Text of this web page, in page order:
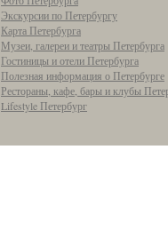
Экскурсии по Петербургу
Карта Петербурга
Музеи, галереи и театры Петербурга
Гостиницы и отели Петербурга
Полезная информация о Петербурге
Рестораны, кафе, бары и клубы
Lifestyle Петербург